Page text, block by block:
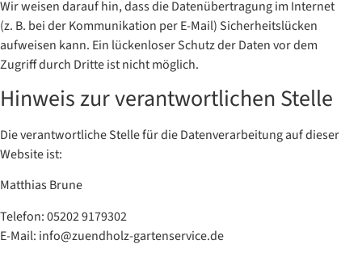
Wir weisen darauf hin, dass die Datenübertragung im Internet
(z. B. bei der Kommunikation per E-Mail) Sicherheitslücken
aufweisen kann. Ein lückenloser Schutz der Daten vor dem
Zugriff durch Dritte ist nicht möglich.
Hinweis zur verantwortlichen Stelle
Die verantwortliche Stelle für die Datenverarbeitung auf dieser
Website ist:
Matthias Brune
Telefon: 05202 9179302
E-Mail: info@zuendholz-gartenservice.de